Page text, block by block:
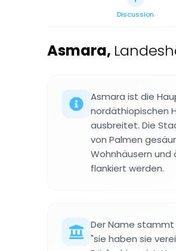
Discussion
Asmara,
Asmara ist die
nordäthiopischen
ausbreitet. Die
von Palmen
Wohnhäusern und
flankiert werden.
Der Name
"sie haben sie